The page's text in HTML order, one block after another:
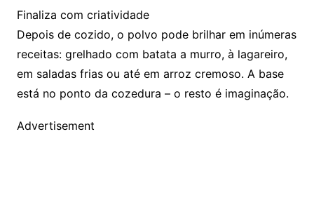
Finaliza com criatividade
Depois de cozido, o polvo pode brilhar em inúmeras
receitas: grelhado com batata a murro, à lagareiro,
em saladas frias ou até em arroz cremoso. A base
está no ponto da cozedura – o resto é imaginação.
Advertisement